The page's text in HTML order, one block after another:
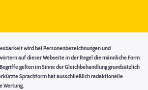
wird bei Personenbezeichnungen und
auf dieser Webseite in der Regel die männliche Form
gelten im Sinne der Gleichbehandlung grundsätzlich
Sprachform hat ausschließlich redaktionelle
Wertung.